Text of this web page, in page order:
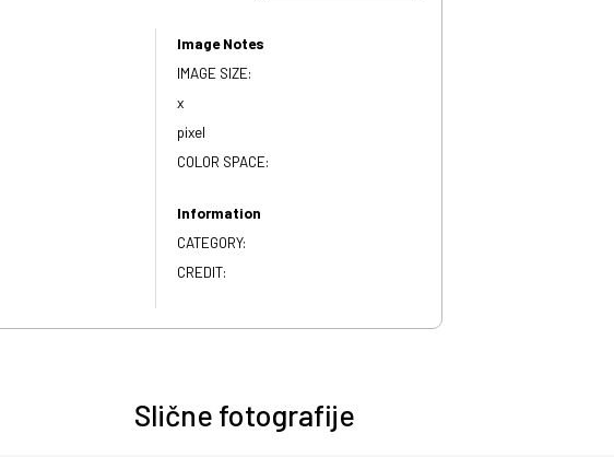
Image Notes
IMAGE SIZE:
x
pixel
COLOR SPACE:
Information
CATEGORY:
CREDIT:
Slične fotografije